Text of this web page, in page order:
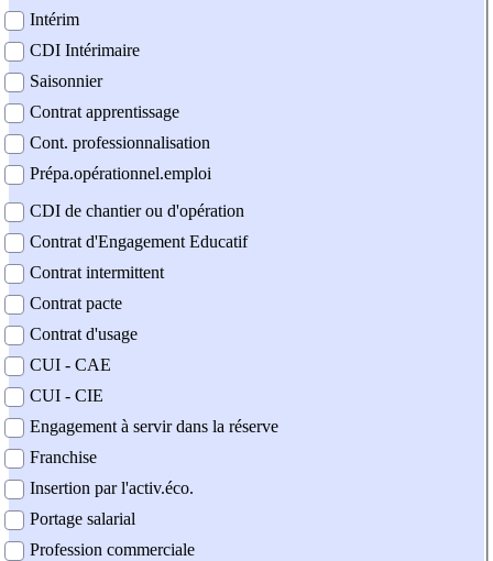
Intérim
CDI Intérimaire
Saisonnier
Contrat apprentissage
Cont. professionnalisation
Prépa.opérationnel.emploi
CDI de chantier ou d'opération
Contrat d'Engagement Educatif
Contrat intermittent
Contrat pacte
Contrat d'usage
CUI - CAE
CUI - CIE
Engagement à servir dans la réserve
Franchise
Insertion par l'activ.éco.
Portage salarial
Profession commerciale